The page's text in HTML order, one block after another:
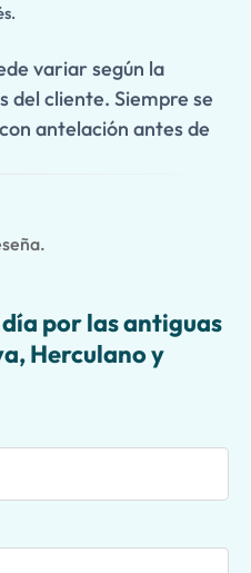
experiencia inmersiva
sobre la historia,
Perfecta para amantes
esta aventura de un día
ciudades que rodean el
variar según la
del cliente. Siempre se
antelación antes de
por las antiguas
Herculano y